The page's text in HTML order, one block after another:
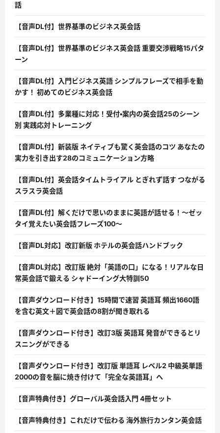
話
【音声DL付】世界基準のビジネス英会話
【音声DL付】世界基準のビジネス英会話 重要交渉戦略15パタ
ーン
【音声DL付】入門ビジネス英語 シンプルフレーズで相手を動
かす！ 初めてのビジネス英会話
【音声DL付】多業種に対応！受付・案内の英会話25のシーン
別 実践応対トレーニング
【音声DL付】新装版 ネイティブも驚く英会話のコツ あなたの
実力を引き出す28のコミュニケーション方略
【音声DL付】英会話タイムトライアル とぎれず話す つながる
スラスラ英会話
【音声DL付】解くだけで思いのままに英語が話せる！〜ゼッ
タイ覚えたい英会話フレーズ100〜
【音声DL対応】改訂新版 ホテルの英会話ハンドブック
【音声DL対応】改訂版 絶対「英語の口」になる！リアルな日
常英会話で鍛える シャドーイング大特訓50
【音声ダウンロード付き】15時間で速習 英語耳 頻出1660語
を含む英文＋図で英会話の8割が聞き取れる
【音声ダウンロード付き】改訂3版 英語耳 発音ができるとリ
スニングができる
【音声ダウンロード付き】改訂版 単語耳 レベル2 中級英単語
2000の音を脳に焼き付けて「完全な英語耳」へ
【音声特典付き】グローバル英会話入門 4冊セット
【音声特典付き】これだけで伝わる 海外旅行カンタン英会話